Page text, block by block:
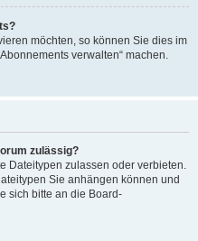
möchten, so können Sie dies im
verwalten“ machen.
zulässig?
Dateitypen zulassen oder verbieten.
Sie anhängen können und
sich bitte an die Board-